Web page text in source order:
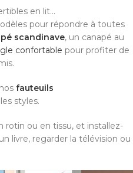
en lit...
pour répondre à toutes
scandinave, un canapé au
confortable pour profiter de
fauteuils
styles.
rotin ou en tissu, et installez-
livre, regarder la télévision ou